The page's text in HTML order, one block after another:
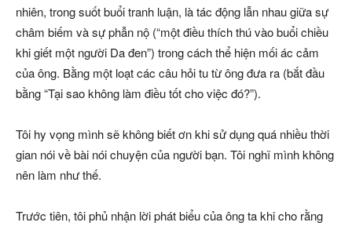
nhiên, trong suốt buổi tranh luận, là tác động lẫn nhau giữa sự
châm biếm và sự phẫn nộ (“một điều thích thú vào buổi chiều
khi giết một người Da đen”) trong cách thể hiện mối ác cảm
của ông. Bằng một loạt các câu hỏi tu từ ông đưa ra (bắt đầu
bằng “Tại sao không làm điều tốt cho việc đó?”).
Tôi hy vọng mình sẽ không biết ơn khi sử dụng quá nhiều thời
gian nói về bài nói chuyện của người bạn. Tôi nghĩ mình không
nên làm như thế.
Trước tiên, tôi phủ nhận lời phát biểu của ông ta khi cho rằng